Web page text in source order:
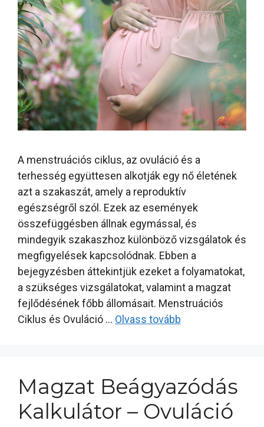
A menstruációs ciklus, az ovuláció és a
terhesség együttesen alkotják egy nő életének
azt a szakaszát, amely a reproduktív
egészségről szól. Ezek az események
összefüggésben állnak egymással, és
mindegyik szakaszhoz különböző vizsgálatok és
megfigyelések kapcsolódnak. Ebben a
bejegyzésben áttekintjük ezeket a folyamatokat,
a szükséges vizsgálatokat, valamint a magzat
fejlődésének főbb állomásait. Menstruációs
Ciklus és Ovuláció … Olvass tovább
Magzat Beágyazódás
Kalkulátor – Ovuláció